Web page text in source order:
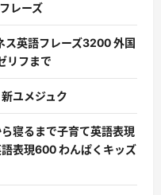
レーズ
ス英語フレーズ3200 外国
リフまで
ユメジュク
寝るまで子育て英語表現
表現600 わんぱくキッズ